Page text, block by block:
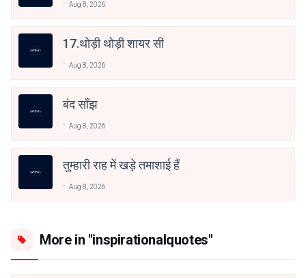
Aug 8, 2026
17.थोड़ी थोड़ी शायर सी
Aug 8, 2026
बंद साँझ
Aug 8, 2026
तुम्हारी राह में खड़े तमाशाई हैं
Aug 8, 2026
More in "inspirationalquotes"